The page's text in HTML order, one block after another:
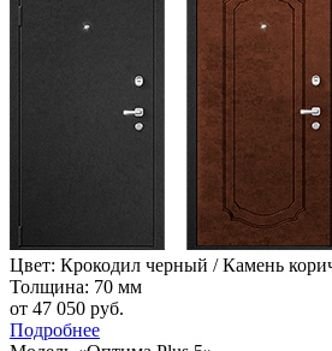
Цвет: Крокодил черный / Камень
Толщина: 70 мм
от 47 050 руб.
Подробнее